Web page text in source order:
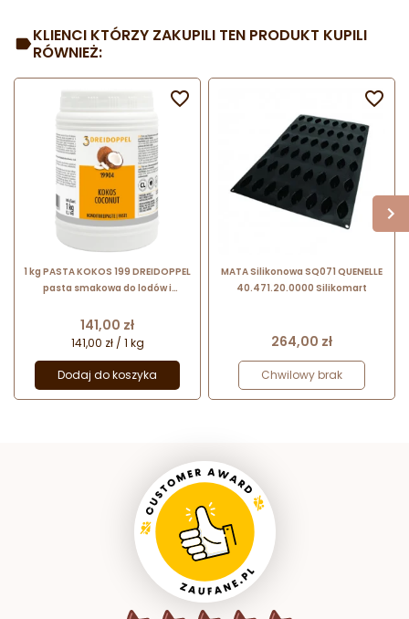
KLIENCI KTÓRZY ZAKUPILI TEN PRODUKT KUPILI
RÓWNIEŻ:
1 kg PASTA KOKOS 199 DREIDOPPEL
pasta smakowa do lodów i
Cena
141,00 zł
141,00 zł / 1 kg
Dodaj do koszyka

MATA Silikonowa SQ071 QUENELLE
40.471.20.0000 Silikomart
Cena
264,00 zł
Chwilowy brak
